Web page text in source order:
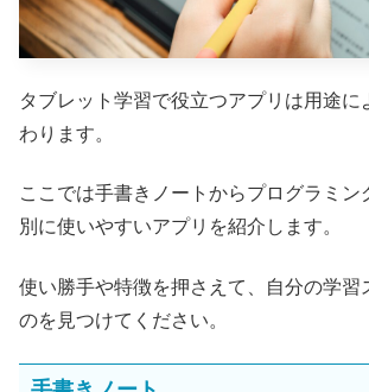
タブレット学習で役立つアプリは用途に
わります。
ここでは手書きノートからプログラミン
別に使いやすいアプリを紹介します。
使い勝手や特徴を押さえて、自分の学習
のを見つけてください。